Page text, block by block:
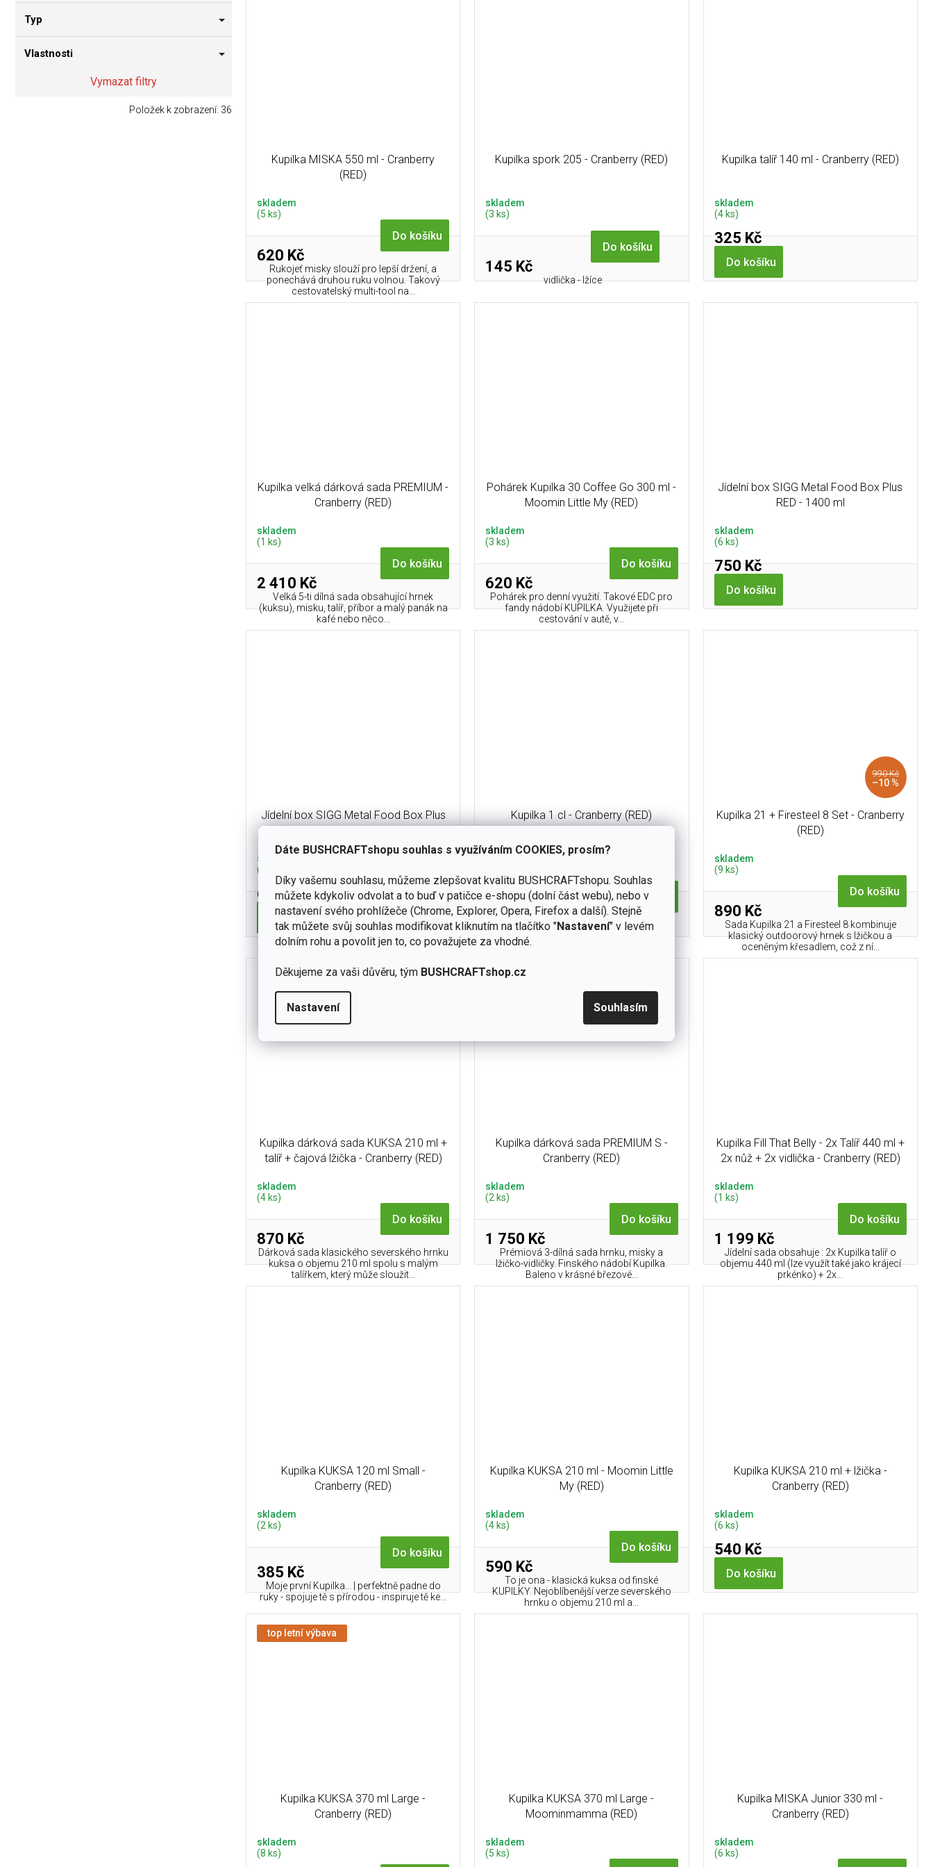
Dáte BUSHCRAFTshopu souhlas s využíváním COOKIES, prosím?
Díky vašemu souhlasu, můžeme zlepšovat kvalitu BUSHCRAFTshopu. Souhlas
můžete kdykoliv odvolat a to buď v patičce e-shopu (dolní část webu), nebo v
nastavení svého prohlížeče (Chrome, Explorer, Opera, Firefox a další). Stejně
tak můžete svůj souhlas modifikovat kliknutím na tlačítko "Nastavení" v levém
dolním rohu a povolit jen to, co považujete za vhodné.
Děkujeme za vaši důvěru, tým BUSHCRAFTshop.cz
Nastavení Souhlasím
Typ
Vlastnosti
Vymazat filtry
Položek k zobrazení: 36
Kupilka MISKA 550 ml - Cranberry
(RED)
skladem
(5 ks)
620 Kč
Do košíku
Rukojeť misky slouží pro lepší držení, a
ponechává druhou ruku volnou. Takový
cestovatelský multi-tool na...
Kupilka spork 205 - Cranberry (RED)
skladem
(3 ks)
145 Kč
Do košíku
vidlička - lžíce
Kupilka talíř 140 ml - Cranberry (RED)
skladem
(4 ks)
325 Kč
Do košíku
Kupilka velká dárková sada PREMIUM -
Cranberry (RED)
skladem
(1 ks)
2 410 Kč
Do košíku
Velká 5-ti dílná sada obsahující hrnek
(kuksu), misku, talíř, příbor a malý panák na
kafé nebo něco...
Pohárek Kupilka 30 Coffee Go 300 ml -
Moomin Little My (RED)
skladem
(3 ks)
620 Kč
Do košíku
Pohárek pro denní využití. Takové EDC pro
fandy nádobí KUPILKA. Využijete při
cestování v autě, v...
Jídelní box SIGG Metal Food Box Plus
RED - 1400 ml
skladem
(6 ks)
750 Kč
Do košíku
Jídelní box SIGG Metal Food Box Plus
RED - 900 ml
skladem
(4 ks)
650 Kč
Do košíku
Kupilka 1 cl - Cranberry (RED)
145 Kč
Do košíku
Malý panák, doplněk na klíče nebo kořenka
do domácnosti, na chatu nebo na cesty.
990 Kč
–10 %
Kupilka 21 + Firesteel 8 Set - Cranberry
(RED)
skladem
(9 ks)
890 Kč
Do košíku
Sada Kupilka 21 a Firesteel 8 kombinuje
klasický outdoorový hrnek s lžičkou a
oceněným křesadlem, což z ní...
Kupilka dárková sada KUKSA 210 ml +
talíř + čajová lžička - Cranberry (RED)
skladem
(4 ks)
870 Kč
Do košíku
Dárková sada klasického severského hrnku
kuksa o objemu 210 ml spolu s malým
talířkem, který může sloužit...
Kupilka dárková sada PREMIUM S -
Cranberry (RED)
skladem
(2 ks)
1 750 Kč
Do košíku
Prémiová 3-dílná sada hrnku, misky a
lžičko-vidličky. Finského nádobí Kupilka.
Baleno v krásné březové...
Kupilka Fill That Belly - 2x Talíř 440 ml +
2x nůž + 2x vidlička - Cranberry (RED)
skladem
(1 ks)
1 199 Kč
Do košíku
Jídelní sada obsahuje : 2x Kupilka talíř o
objemu 440 ml (lze využít také jako krájecí
prkénko) + 2x...
Kupilka KUKSA 120 ml Small -
Cranberry (RED)
skladem
(2 ks)
385 Kč
Do košíku
Moje první Kupilka... | perfektně padne do
ruky - spojuje tě s přírodou - inspiruje tě ke...
Kupilka KUKSA 210 ml - Moomin Little
My (RED)
skladem
(4 ks)
590 Kč
Do košíku
To je ona - klasická kuksa od finské
KUPILKY. Nejoblíbenější verze severského
hrnku o objemu 210 ml a...
Kupilka KUKSA 210 ml + lžička -
Cranberry (RED)
skladem
(6 ks)
540 Kč
Do košíku
top letní výbava
Kupilka KUKSA 370 ml Large -
Cranberry (RED)
skladem
(8 ks)
Kupilka KUKSA 370 ml Large -
Moominmamma (RED)
skladem
(5 ks)
Kupilka MISKA Junior 330 ml -
Cranberry (RED)
skladem
(6 ks)